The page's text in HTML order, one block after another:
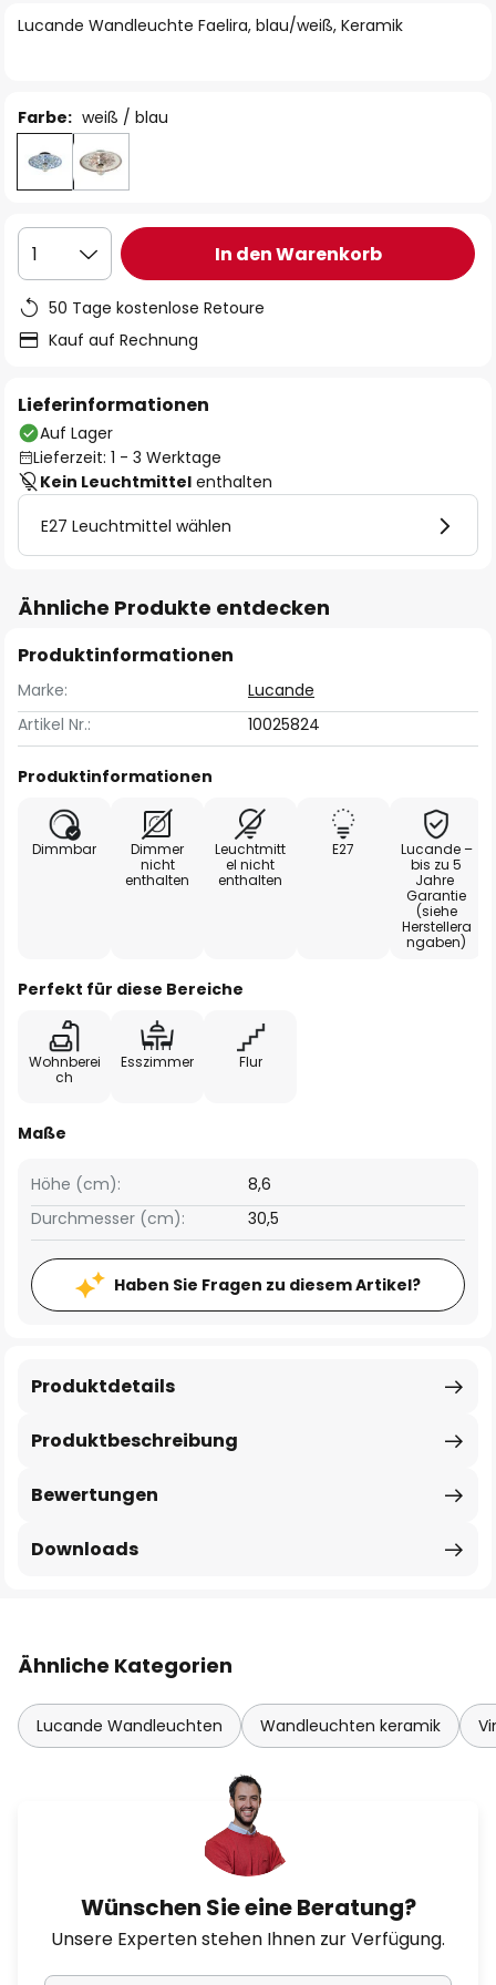
Lucande Wandleuchte Faelira, blau/weiß, Keramik
Farbe: weiß / blau
1 In den Warenkorb
50 Tage kostenlose Retoure
Kauf auf Rechnung
Lieferinformationen
Auf Lager
Lieferzeit: 1 - 3 Werktage
Kein Leuchtmittel enthalten
E27 Leuchtmittel wählen
Ähnliche Produkte entdecken
Produktinformationen
Marke:
Lucande
Artikel Nr.:
10025824
Produktinformationen
Dimmbar
Dimmer
nicht
enthalten
Leuchtmitt
el nicht
enthalten
E27
Lucande –
bis zu 5
Jahre
Garantie
(siehe
Herstellera
ngaben)
Perfekt für diese Bereiche
Wohnberei
ch
Esszimmer Flur
Maße
Höhe (cm):
8,6
Durchmesser (cm):
30,5
Haben Sie Fragen zu diesem Artikel?
Produktbeschreibung
Produktdetails
Bewertungen
Downloads
Ähnliche Kategorien
Lucande Wandleuchten Wandleuchten keramik
Wünschen Sie eine Beratung?
Unsere Experten stehen Ihnen zur Verfügung.